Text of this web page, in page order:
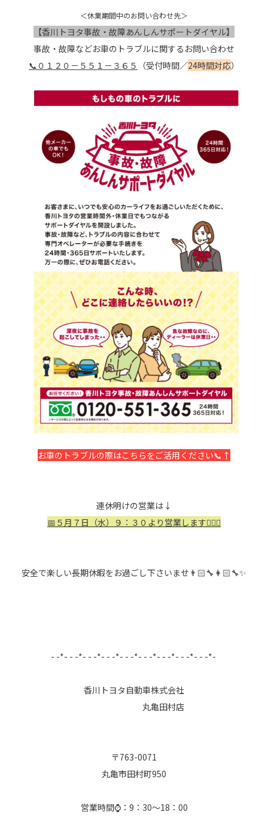
＜休業期間中のお問い合わせ先＞
【香川トヨタ事故・故障あんしんサポートダイヤル】
事故・故障などお車のトラブルに関するお問い合わせ
📞０１２０－５５１－３６５
（受付時間／24時間対応）
お車のトラブルの際はこちらをご活用ください📞↑
連休明けの営業は↓
📅５月７日（水）９：３０より営業します💁🏻‍♀️
安全で楽しい長期休暇をお過ごし下さいませ👨🏻‍🔧👩🏻‍🔧✨
- -*- - -*- - -*- - -*- - -*- - -*- - -*- - -*- - -*-
香川トヨタ自動車株式会社
丸亀田村店
〒763-0071
丸亀市田村町950
営業時間⌚：9：30～18：00